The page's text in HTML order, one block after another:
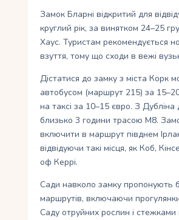
Замок Бларні відкритий для
круглий рік, за винятком 24–25
Хаус. Туристам рекомендується
взуття, тому що сходи в вежі
Дістатися до замку з міста Корк
автобусом (маршрут 215) за
на таксі за 10–15 євро. З
близько 3 години трасою M8.
включити в маршрут півднем
відвідуючи такі місця, як Коб,
оф Керрі.
Сади навколо замку пропонують
маршрутів, включаючи
Саду отруйних рослин і стежками